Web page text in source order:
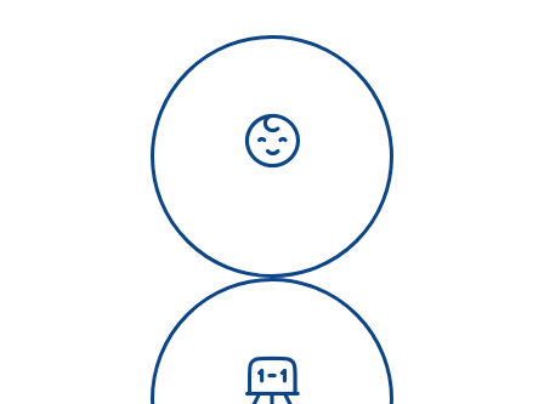
EDUCACIÓN
PRIMARIA
EDUCACIÓN